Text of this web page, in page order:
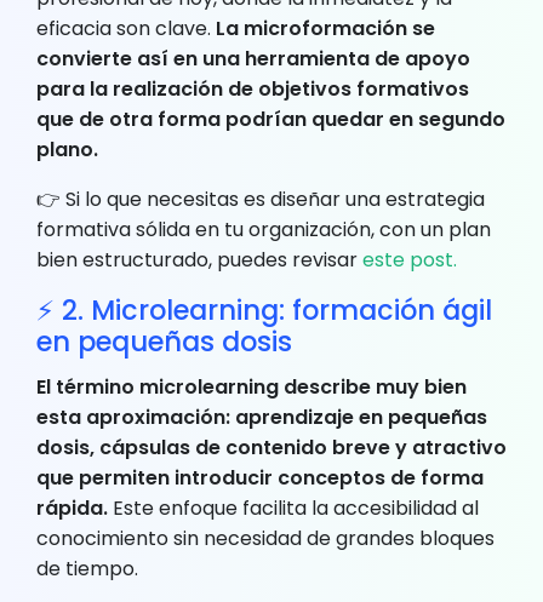
eficacia son clave. La microformación se
convierte así en una herramienta de apoyo
para la realización de objetivos formativos
que de otra forma podrían quedar en segundo
plano.
👉 Si lo que necesitas es diseñar una estrategia
formativa sólida en tu organización, con un plan
bien estructurado, puedes revisareste post.
⚡ 2. Microlearning: formación ágil
en pequeñas dosis
El término microlearning describe muy bien
esta aproximación: aprendizaje en pequeñas
dosis, cápsulas de contenido breve y atractivo
que permiten introducir conceptos de forma
rápida. Este enfoque facilita la accesibilidad al
conocimiento sin necesidad de grandes bloques
de tiempo.